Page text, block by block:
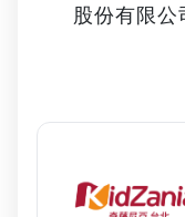
股份有限公